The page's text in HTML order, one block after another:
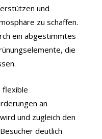
und
zu schaffen.
ein abgestimmtes
die
flexible
an
und zugleich den
deutlich